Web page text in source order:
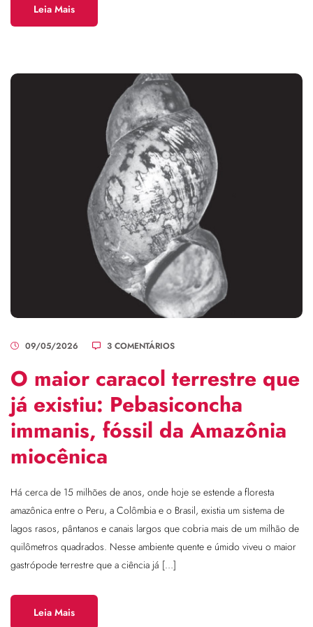
Leia Mais
09/05/2026 3 COMENTÁRIOS
O maior caracol terrestre que
já existiu: Pebasiconcha
immanis, fóssil da Amazônia
miocênica
Há cerca de 15 milhões de anos, onde hoje se estende a floresta
amazônica entre o Peru, a Colômbia e o Brasil, existia um sistema de
lagos rasos, pântanos e canais largos que cobria mais de um milhão de
quilômetros quadrados. Nesse ambiente quente e úmido viveu o maior
gastrópode terrestre que a ciência já […]
Leia Mais